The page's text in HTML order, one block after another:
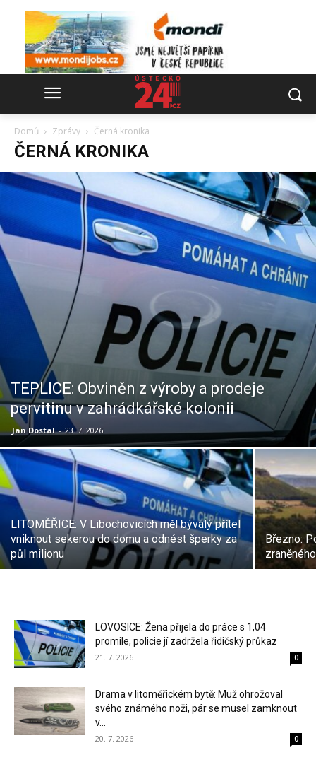
Domů Zprávy Černá kronika
ČERNÁ KRONIKA
TEPLICE: Obviněn z výroby a prodeje
pervitinu v zahrádkářské kolonii
Jan Dostal - 23. 7. 2026
LITOMĚŘICE: V Libochovicích měl bývalý přítel
vniknout sekerou do domu a odnést šperky za
půl milionu
Březno:
LOVOSICE: Žena přijela do práce s 1,04
promile, policie jí zadržela řidičský průkaz
21. 7. 2026 0
Drama v litoměřickém bytě: Muž ohrožoval
svého známého noži, pár se musel zamknout
v...
20. 7. 2026 0